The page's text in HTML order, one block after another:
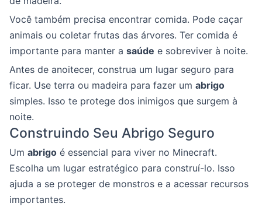
Você também precisa encontrar comida. Pode caçar
animais ou coletar frutas das árvores. Ter comida é
importante para manter a saúde e sobreviver à noite.
Antes de anoitecer, construa um lugar seguro para
ficar. Use terra ou madeira para fazer um abrigo
simples. Isso te protege dos inimigos que surgem à
noite.
Construindo Seu Abrigo Seguro
Um abrigo é essencial para viver no Minecraft.
Escolha um lugar estratégico para construí-lo. Isso
ajuda a se proteger de monstros e a acessar recursos
importantes.